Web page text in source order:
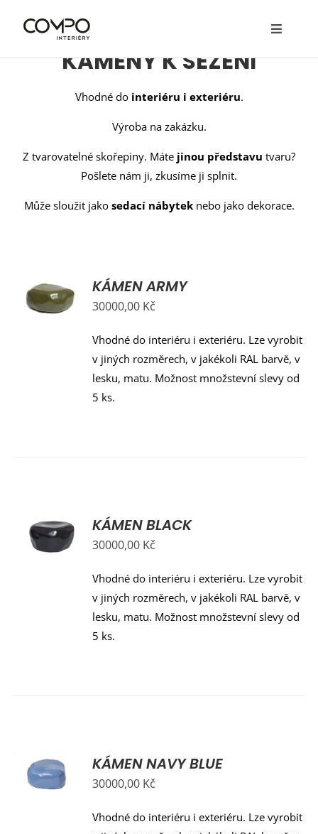
Toggle
O nás
Nábytek
VYRÁBÍME ORIGINÁLNÍ
KAMENY K SEZENÍ
Vhodné do interiéru i exteriéru.
Výroba na zakázku.
Z tvarovatelné skořepiny. Máte jinou představu tvaru?
Pošlete nám ji, zkusíme ji splnit.
Může sloužit jako sedací nábyteknebo jako dekorace.
KÁMEN ARMY
30000,00 Kč
Vhodné do interiéru i exteriéru. Lze vyrobit
v jiných rozměrech, v jakékoli RAL barvě, v
lesku, matu. Možnost množstevní slevy od
5 ks.
KÁMEN BLACK
30000,00 Kč
Vhodné do interiéru i exteriéru. Lze vyrobit
v jiných rozměrech, v jakékoli RAL barvě, v
lesku, matu. Možnost množstevní slevy od
5 ks.
KÁMEN NAVY BLUE
30000,00 Kč
Vhodné do interiéru i exteriéru. Lze vyrobit